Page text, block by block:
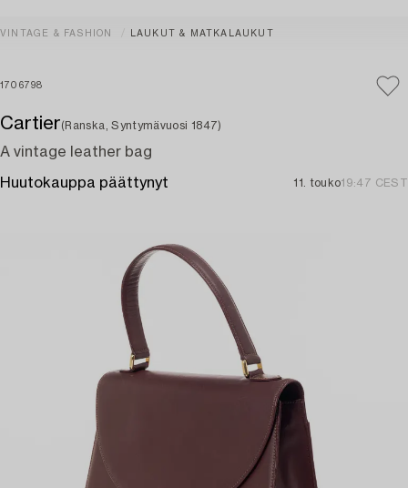
VINTAGE & FASHION LAUKUT & MATKALAUKUT
1706798
Cartier(Ranska, Syntymävuosi 1847)
A vintage leather bag
Huutokauppa päättynyt 11. touko19:47 CEST